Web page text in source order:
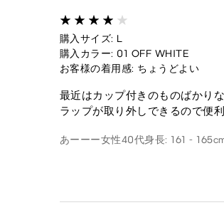
購入サイズ: L
購入カラー: 01 OFF WHITE
お客様の着用感: ちょうどよい
最近はカップ付きのものばかり
ラップが取り外しできるので便利
あーーー女性40代身長: 161 -